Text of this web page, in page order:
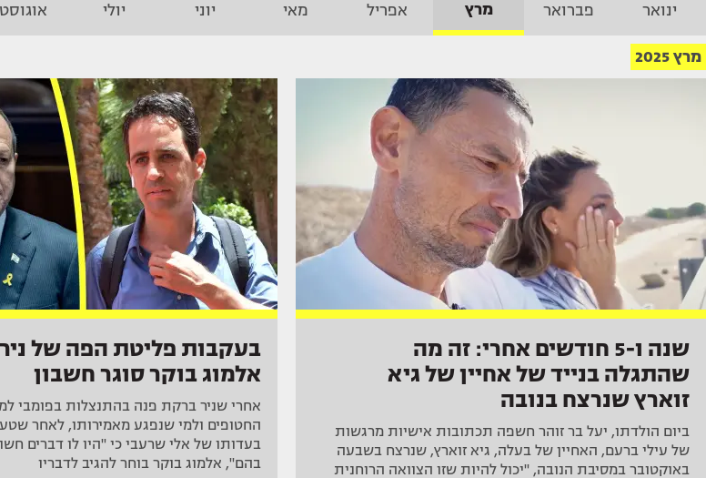
ינואר פברואר מרץ אפריל מאי יוני יולי אוגוסט
מרץ 2025
שנה ו-5 חודשים אחרי: זה מה
שהתגלה בנייד של אחיין של גיא
זוארץ שנרצח בנובה
ביום הולדתו, יעל בר זוהר חשפה תכתובות אישיות מרגשות
של עילי ברעם, האחיין של בעלה, גיא זוארץ, שנרצח בשבעה
באוקטובר במסיבת הנובה, "יכול להיות שזו הצוואה הרוחנית
בעקבות פליטת הפה של
אלמוג בוקר סוגר חשבון
אחרי שניר ברקת פנה בהתנצלות בפומבי
החטופים ולמי שנפגע מאמירותו, לאחר
בעדותו של אלי שרעבי כי "היו לו דברים
בהם", אלמוג בוקר בוחר להגיב לדבריו